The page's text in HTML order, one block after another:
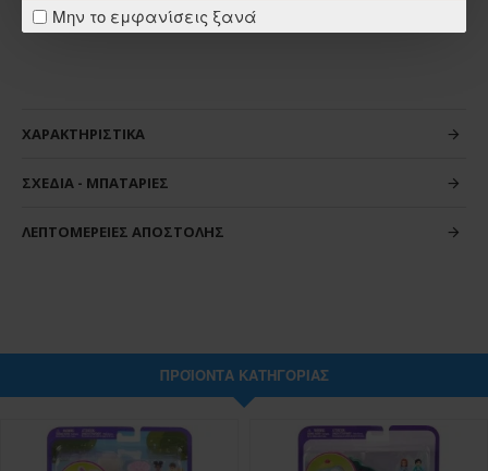
Μην το εμφανίσεις ξανά
ΧΑΡΑΚΤΗΡΙΣΤΙΚΆ
ΣΧΈΔΙΑ - ΜΠΑΤΑΡΊΕΣ
ΛΕΠΤΟΜΈΡΕΙΕΣ ΑΠΟΣΤΟΛΉΣ
ΠΡΟΪΌΝΤΑ ΚΑΤΗΓΟΡΊΑΣ